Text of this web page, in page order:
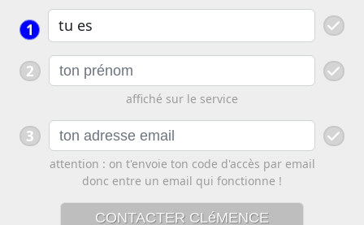
1
2
affiché sur le service
3
attention : on t'envoie ton code d'accès par email
donc entre un email qui fonctionne !
CONTACTER CLéMENCE